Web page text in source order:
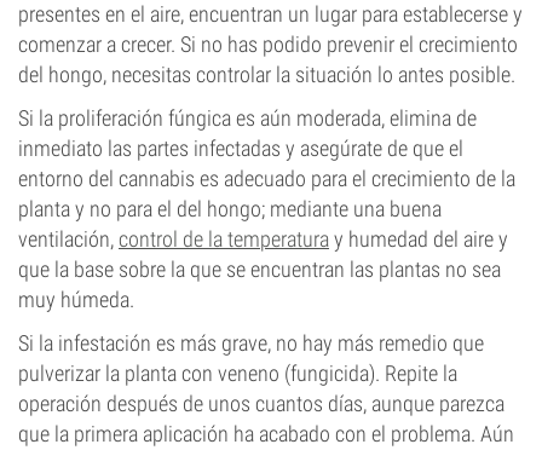
presentes en el aire, encuentran un lugar para establecerse y
comenzar a crecer. Si no has podido prevenir el crecimiento
del hongo, necesitas controlar la situación lo antes posible.
Si la proliferación fúngica es aún moderada, elimina de
inmediato las partes infectadas y asegúrate de que el
entorno del cannabis es adecuado para el crecimiento de la
planta y no para el del hongo; mediante una buena
ventilación,control de la temperaturay humedad del aire y
que la base sobre la que se encuentran las plantas no sea
muy húmeda.
Si la infestación es más grave, no hay más remedio que
pulverizar la planta con veneno (fungicida). Repite la
operación después de unos cuantos días, aunque parezca
que la primera aplicación ha acabado con el problema. Aún